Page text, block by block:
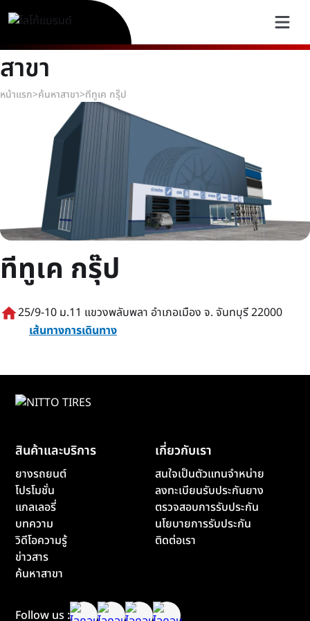
สาขา
หน้าแรก>ค้นหาสาขา>ทีทูเค กรุ๊ป
ทีทูเค กรุ๊ป
home25/9-10 ม.11 แขวงพลับพลา อำเภอเมือง จ. จันทบุรี 22000
เส้นทางการเดินทาง
สินค้าและบริการ
ยางรถยนต์
โปรโมชั่น
แกลเลอรี่
บทความ
วิดีโอความรู้
ข่าวสาร
ค้นหาสาขา
เกี่ยวกับเรา
สนใจเป็นตัวแทนจำหน่าย
ลงทะเบียนรับประกันยาง
ตรวจสอบการรับประกัน
นโยบายการรับประกัน
ติดต่อเรา
Follow us :